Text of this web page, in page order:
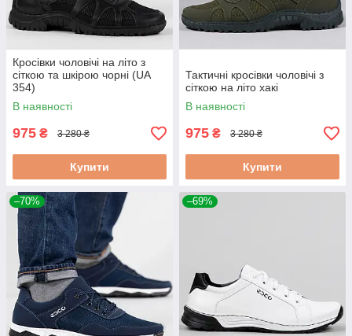
Кросівки чоловічі на літо з
сіткою та шкірою чорні (UA
354)
В наявності
975 ₴ 3 280 ₴
Купити
Тактичні кросівки чоловічі з
сіткою на літо хакі
В наявності
975 ₴ 3 280 ₴
Купити
–70% –69%